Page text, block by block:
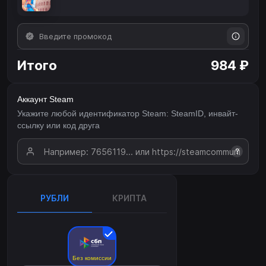
Итого 984 ₽
Аккаунт Steam
Укажите любой идентификатор Steam: SteamID, инвайт-
ссылку или код друга
?
РУБЛИ КРИПТА
Без комиссии